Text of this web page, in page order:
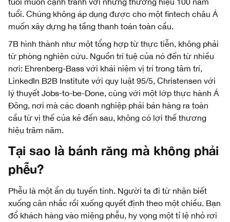
tuổi. Chúng không áp dụng được cho một fintech châu Á
muốn xây dựng hạ tầng thanh toán toàn cầu.
7B hình thành như một tổng hợp từ thực tiễn, không phải
từ phòng nghiên cứu. Nguồn trí tuệ của nó đến từ nhiều
nơi: Ehrenberg-Bass với khái niệm vị trí trong tâm trí,
LinkedIn B2B Institute với quy luật 95/5, Christensen với
lý thuyết Jobs-to-be-Done, cùng với một lớp thực hành Á
Đông, nơi mà các doanh nghiệp phải bán hàng ra toàn
cầu từ vị thế của kẻ đến sau, không có lợi thế thương
hiệu trăm năm.
Tại sao là bánh răng mà không phải
phễu?
Phễu là một ẩn dụ tuyến tính. Người ta đi từ nhận biết
xuống cân nhắc rồi xuống quyết định theo một chiều. Bạn
đổ khách hàng vào miệng phễu, hy vọng một tỉ lệ nhỏ rơi